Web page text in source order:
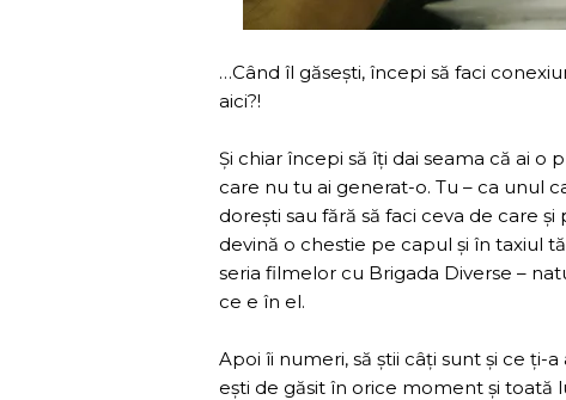
…Când îl găsești, începi să faci
aici?!
Și chiar începi să îți dai seama că ai
care nu tu ai generat-o. Tu – ca unul
dorești sau fără să faci ceva de care
devină o chestie pe capul și în taxiul
seria filmelor cu Brigada Diverse –
ce e în el.
Apoi îi numeri, să știi câți sunt și ce ți-
ești de găsit în orice moment și toată